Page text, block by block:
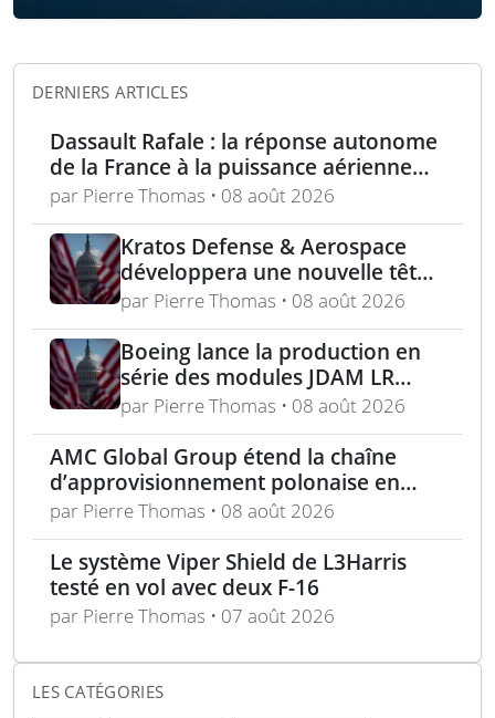
DERNIERS ARTICLES
Dassault Rafale : la réponse autonome
de la France à la puissance aérienne
moderne
par Pierre Thomas • 08 août 2026
Kratos Defense & Aerospace
développera une nouvelle tête
chercheuse pour les missiles
FGM-148 Javelin
par Pierre Thomas • 08 août 2026
Boeing lance la production en
série des modules JDAM LR
pour frappes de précision
longue portée
par Pierre Thomas • 08 août 2026
AMC Global Group étend la chaîne
d’approvisionnement polonaise en
munitions de 155 mm
par Pierre Thomas • 08 août 2026
Le système Viper Shield de L3Harris
testé en vol avec deux F-16
par Pierre Thomas • 07 août 2026
LES CATÉGORIES